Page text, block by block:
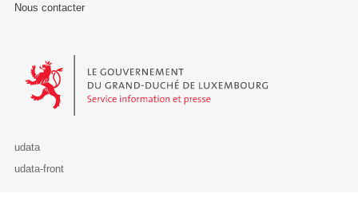
Nous contacter
Le Gouvernement du Grand-Duché de Luxembourg - Service
udata
udata-front